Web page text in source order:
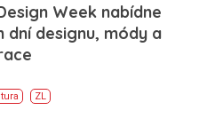
Week nabídne
dní designu, módy a
ZL